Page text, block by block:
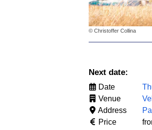
© Christoffer Collina
Next date:
Date
Venue
Address
Price